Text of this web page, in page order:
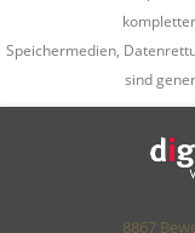
Speichermedien,
sind
8867